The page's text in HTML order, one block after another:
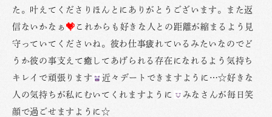
た。叶えてくださりほんとにありがとうございます。また返
信ないかなぁ
これからも好きな人との距離が縮まるよう見
守っていてくださいね。彼わ仕事疲れているみたいなのでど
うか彼の事支えて癒してあげられる存在になれるよう気持ち
キレイで頑張ります
近々デートできますように…☆好きな
人の気持ちが私にむいてくれますように
みなさんが毎日笑
顔で過ごせますように☆